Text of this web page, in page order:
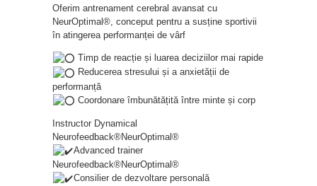
Oferim antrenament cerebral avansat cu
NeurOptimal®, conceput pentru a susține sportivii
în atingerea performanței de vârf
Timp de reacție și luarea deciziilor mai rapide
Reducerea stresului și a anxietății de
performanță
Coordonare îmbunătățită între minte și corp
Instructor Dynamical
Neurofeedback®️NeurOptimal®️
Advanced trainer
Neurofeedback®️NeurOptimal®️
Consilier de dezvoltare personală